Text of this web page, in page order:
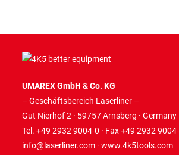
UMAREX GmbH & Co. KG
– Geschäftsbereich Laserliner –
Gut Nierhof 2 · 59757 Arnsberg · Germany
Tel. +49 2932 9004-0 · Fax +49 2932
info@laserliner.com ·www.4k5tools.com